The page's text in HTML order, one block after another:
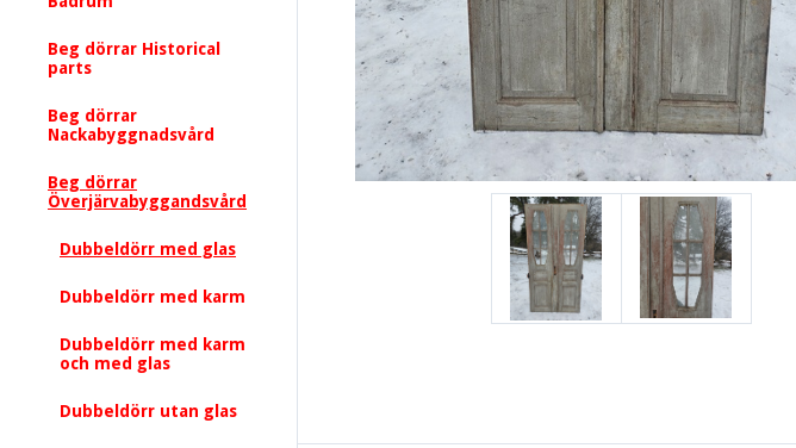
Beg dörrar Historical
parts
Beg dörrar
Nackabyggnadsvård
Beg dörrar
Överjärvabyggandsvård
Dubbeldörr med glas
Dubbeldörr med karm
Dubbeldörr med karm
och med glas
Dubbeldörr utan glas